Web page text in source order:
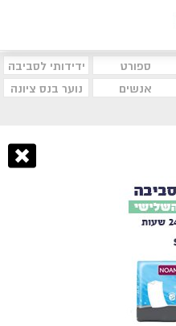
ספורט
ידידותי לסביבה
אנשים
נוער בנס ציונה